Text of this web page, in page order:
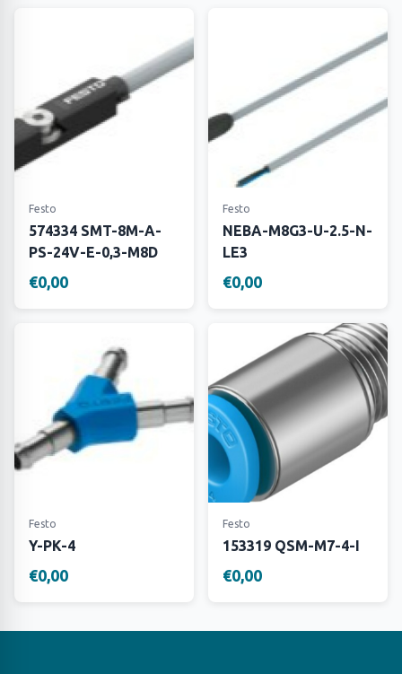
Festo
574334 SMT-8M-A-
PS-24V-E-0,3-M8D
€0,00
Festo
NEBA-M8G3-U-2.5-N-
LE3
€0,00
Festo
Y-PK-4
€0,00
Festo
153319 QSM-M7-4-I
€0,00